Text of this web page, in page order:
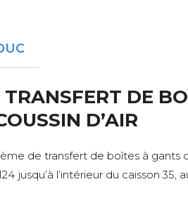
TRANSFERT DE
D’AIR
de transfert de boîtes à gants
jusqu’à l’intérieur du caisson 35,